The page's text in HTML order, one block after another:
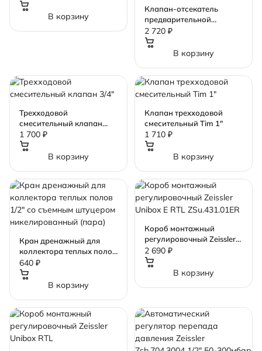
В корзину
Клапан-отсекатель
предварительной
настройки Zeissler
(ручной
балансировочный
2 720 ₽
В корзину
Трехходовой
смесительный клапан
3/4"
1 700 ₽
В корзину
Клапан трехходовой
смесительный Tim 1"
1 710 ₽
В корзину
Кран дренажный для
коллектора теплых полов
1/2" со съемным
штуцером
никелированный (пара)
640 ₽
В корзину
Короб монтажный
регулировочный Zeissler
Unibox E RTL
ZSu.431.01ER
2 690 ₽
В корзину